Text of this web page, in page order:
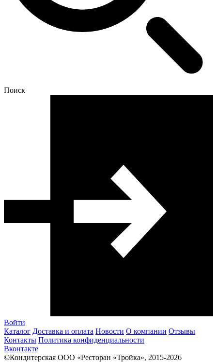
Поиск
Войти
Каталог Доставка и оплата Новости О компании Отзывы
Контакты Политика конфиденциальности
Вконтакте
©Кондитерская ООО «Ресторан «Тройка», 2015-2026